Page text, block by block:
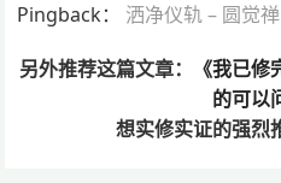
Pingback： 洒净仪轨 – 圆觉禅
另外推荐这篇文章：
《我已
的可以
想实修实证的强烈